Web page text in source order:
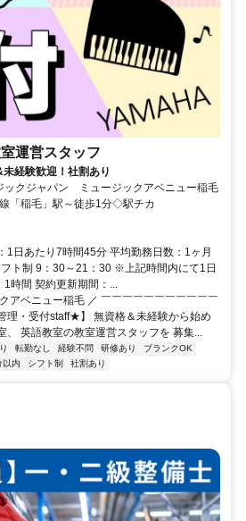
運営スタッフ
経験歓迎！社割あり
ックジャパン ミュージックアベニュー稲毛
「稲毛」駅～徒歩1分◇駅チカ
1日あたり7時間45分 平均勤務日数：1ヶ月
ト制 9：30～21：30 ※上記時間内にて1日
時間 契約更新期間：...
アベニュー稲毛 ／ ￣￣￣￣￣￣￣￣￣￣￣
理・受付staff★】 無資格＆未経験から始め
、 英語教室の教室運営スタッフを 募集...
転勤なし 経験不問 研修あり
ブランクOK
以内 シフト制 社割あり